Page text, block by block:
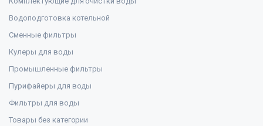
Водоподготовка котельной
Сменные фильтры
Кулеры для воды
Промышленные фильтры
Пурифайеры для воды
Фильтры для воды
Товары без категории